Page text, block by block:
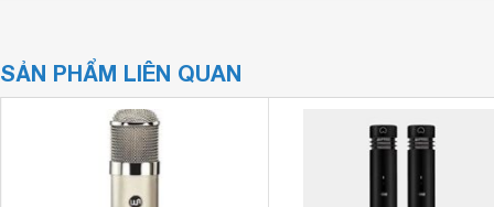
SẢN PHẨM LIÊN QUAN